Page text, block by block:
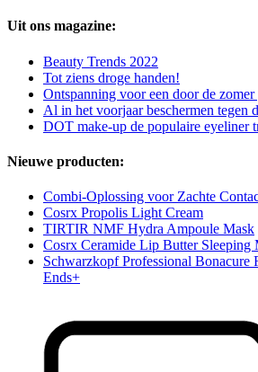
Uit ons magazine:
Beauty Trends 2022
Tot ziens droge handen!
Ontspanning voor een door de zomer
Al in het voorjaar beschermen tegen
DOT make-up de populaire eyeliner
Nieuwe producten:
Combi-Oplossing voor Zachte
Cosrx Propolis Light Cream
TIRTIR NMF Hydra Ampoule Mask
Cosrx Ceramide Lip Butter Sleeping
Schwarzkopf Professional Bonacure
Ends+